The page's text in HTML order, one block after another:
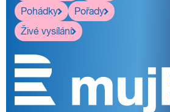
Pohádky
Pořady
Živé vysílání